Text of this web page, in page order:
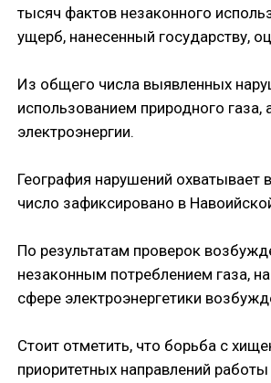
тысяч фактов незаконного
ущерб, нанесенный государству,
Из общего числа выявленных
использованием природного
электроэнергии.
География нарушений охватывает
число зафиксировано в
По результатам проверок
незаконным потреблением газа,
сфере электроэнергетики
Стоит отметить, что борьба с
приоритетных направлений